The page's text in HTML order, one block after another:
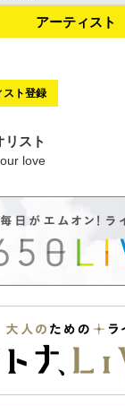
アーティスト
ト登録
リスト
love